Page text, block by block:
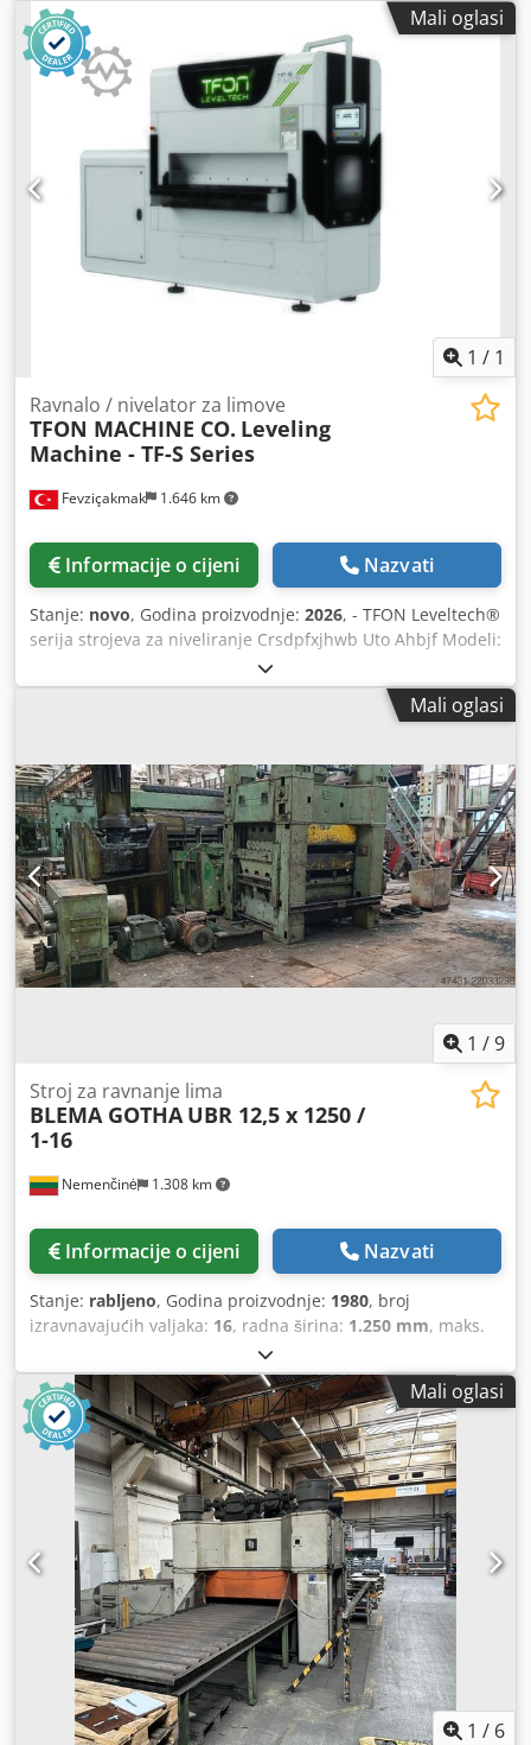
performanse i jednostavnost korištenja. Ključne
specifikacije: -Debljina materijala: 1 – 15 mm. -Maksimalna
širina materijala: 1.600 mm Minimalna duljina materijala:
110 mm Sustav za brzo izmjenjivanje ravnajućih valjaka:
Standard Podešavanje razmaka za ravnanje: Servo
hidraulično / PC upravljanje. Zaštita od preopterećenja:
Standard Upravljački zaslon: Ekran na dodir Cjdpfjkyrqfex
Ahbsrf Dimenzije stroja (D × Š × V): 3.500 × 2.905 × 1.950
mm Ukupna masa: 19.000 kg
Mali oglasi
1 / 1
Fevziçakmak 1.646 km
Ravnalo / nivelator za limove
TFON MACHINE CO. Leveling
Machine - TF-S Series
Informacije o cijeni Nazvati
Stanje: novo, Godina proizvodnje: 2026, - TFON Leveltech®
serija strojeva za niveliranje Crsdpfxjhwb Uto Ahbjf Modeli:
S-3560, S-3511, S-3513, S-3516 - Dizajnirani za precizno
niveliranje tankih materijala, ovi strojevi sadrže napredne
elektromehaničke kontrole i korisnički prihvatljive
Debljina materijala: 0,3 mm – 5,0 mm. Maksimalna širina
materijala: - S-3560: 600 mm - S-3511: 1.100 mm. - S-3513:
1.300 mm - S-3516: (širina nije specificirana) Minimalna
duljina materijala: 70 mm. Podešavanje razmaka za
ravnanje: Elektromehaničko / PLC kontrolirano Zaštita od
preopterećenja: standardno. Upravljački ekran: ekran na
dodir Težina stroja: S-3560: 5.000 kg S-3511: 10.000 kg S-
3513: 14.000 kg Dimenzije stroja (D × Š × V): S-3560: 1.985 ×
1.585 × 1.820 mm S-3511: 2.485 × 1.585 × 1.820 mm S-3513:
2.695 × 1.585 × 1.820 mm.
Mali oglasi
1 /9
Nemenčinė 1.308 km
Stroj za ravnanje lima
BLEMA GOTHA UBR 12,5 x 1250 /
1-16
Informacije o cijeni Nazvati
Stanje: rabljeno, Godina proizvodnje: 1980, broj
izravnavajućih valjaka: 16, radna širina: 1.250 mm, maks.
, ukupna masa:
Proizvedeno od BLEMA GOTHA (Njemačka) Maksimalna
debljina lima, mm: 12,5 Maksimalna širina lima, mm: 1250
Broj ravnajućih valjaka: 16 Brzina ravnanja, m/min: 16
Snaga motora, kW: 54 Crsdpfezap Rwox Ahbof Težina
stroja, kg: 24825 Stroj za ravnanje limova BLEMA GOTHA
UBR 12,5 x 1250 / 1-16 WMW UBR 12,5 x 1250/1-16 je
industrijski viševaljni stroj za ravnanje limova. Stroj je
kompletan i može biti odmah pripremljen za isporuku.
Mali oglasi
1 / 6